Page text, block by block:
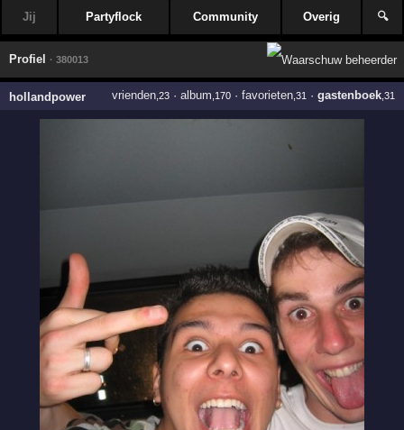
Jij Partyflock Community Overig 🔍
Profiel · 380013
hollandpower vrienden,23· album ,170· favorieten,31 · gastenboek,31